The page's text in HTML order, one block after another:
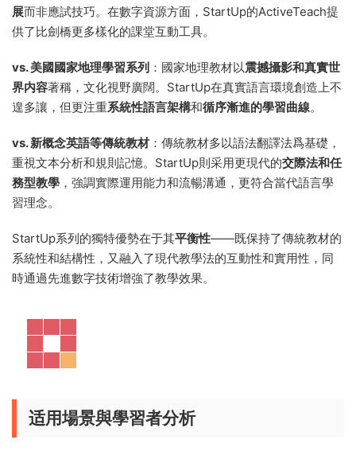
展而非應試技巧。在數字資源方面，StartUp的ActiveTeach提
供了比劍橋更多樣化的課堂互動工具。
vs. 美國國家地理學習系列 ：國家地理教材以震撼攝影和真實世
界内容著稱，文化視野廣闊。StartUp在真實語言環境創造上不
遑多讓，但更注重系統性語言架構和循序漸進的學習曲線。
vs. 新概念英語等傳統教材：傳統教材多以語法翻譯法爲基礎，
重視文本分析和規則記憶。StartUp則采用更現代的交際法和任
務型教學 ，強調實際運用能力和流暢溝通，更符合當代語言學
習理念。
StartUp系列的獨特優勢在于其平衡性——既保持了傳統教材的
系統性和結構性，又融入了現代教學法的互動性和實用性，同
時通過先進數字技術增強了教學效果。
适用場景與學習者分析